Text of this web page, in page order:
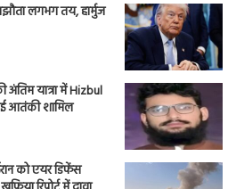
लगभग तय, हार्मुज
अंतिम यात्रा में Hizbul
आतंकी शामिल
को एयर डिफेंस